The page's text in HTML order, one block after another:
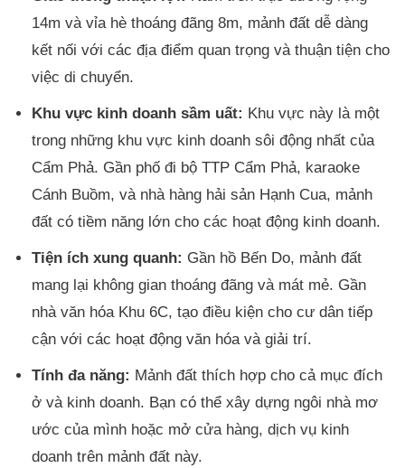
14m và vỉa hè thoáng đãng 8m, mảnh đất dễ dàng
kết nối với các địa điểm quan trọng và thuận tiện cho
việc di chuyển.
Khu vực kinh doanh sầm uất: Khu vực này là một
trong những khu vực kinh doanh sôi động nhất của
Cẩm Phả. Gần phố đi bộ TTP Cẩm Phả, karaoke
Cánh Buồm, và nhà hàng hải sản Hạnh Cua, mảnh
đất có tiềm năng lớn cho các hoạt động kinh doanh.
Tiện ích xung quanh: Gần hồ Bến Do, mảnh đất
mang lại không gian thoáng đãng và mát mẻ. Gần
nhà văn hóa Khu 6C, tạo điều kiện cho cư dân tiếp
cận với các hoạt động văn hóa và giải trí.
Tính đa năng: Mảnh đất thích hợp cho cả mục đích
ở và kinh doanh. Bạn có thể xây dựng ngôi nhà mơ
ước của mình hoặc mở cửa hàng, dịch vụ kinh
doanh trên mảnh đất này.